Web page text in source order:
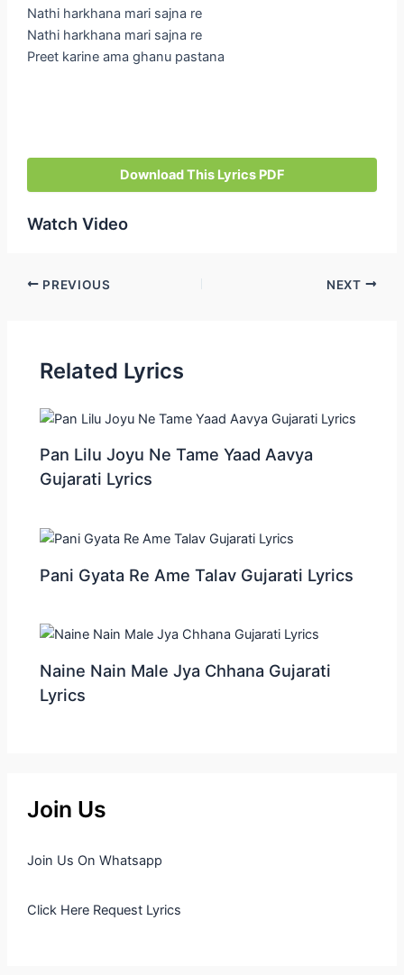
Nathi harkhana mari sajna re
Nathi harkhana mari sajna re
Preet karine ama ghanu pastana
Download This Lyrics PDF
Watch Video
Post
PREVIOUS NEXT
Related Lyrics
Pan Lilu Joyu Ne Tame Yaad Aavya
Gujarati Lyrics
Pani Gyata Re Ame Talav Gujarati Lyrics
Naine Nain Male Jya Chhana Gujarati
Lyrics
Join Us
Join Us On Whatsapp
Click Here Request Lyrics